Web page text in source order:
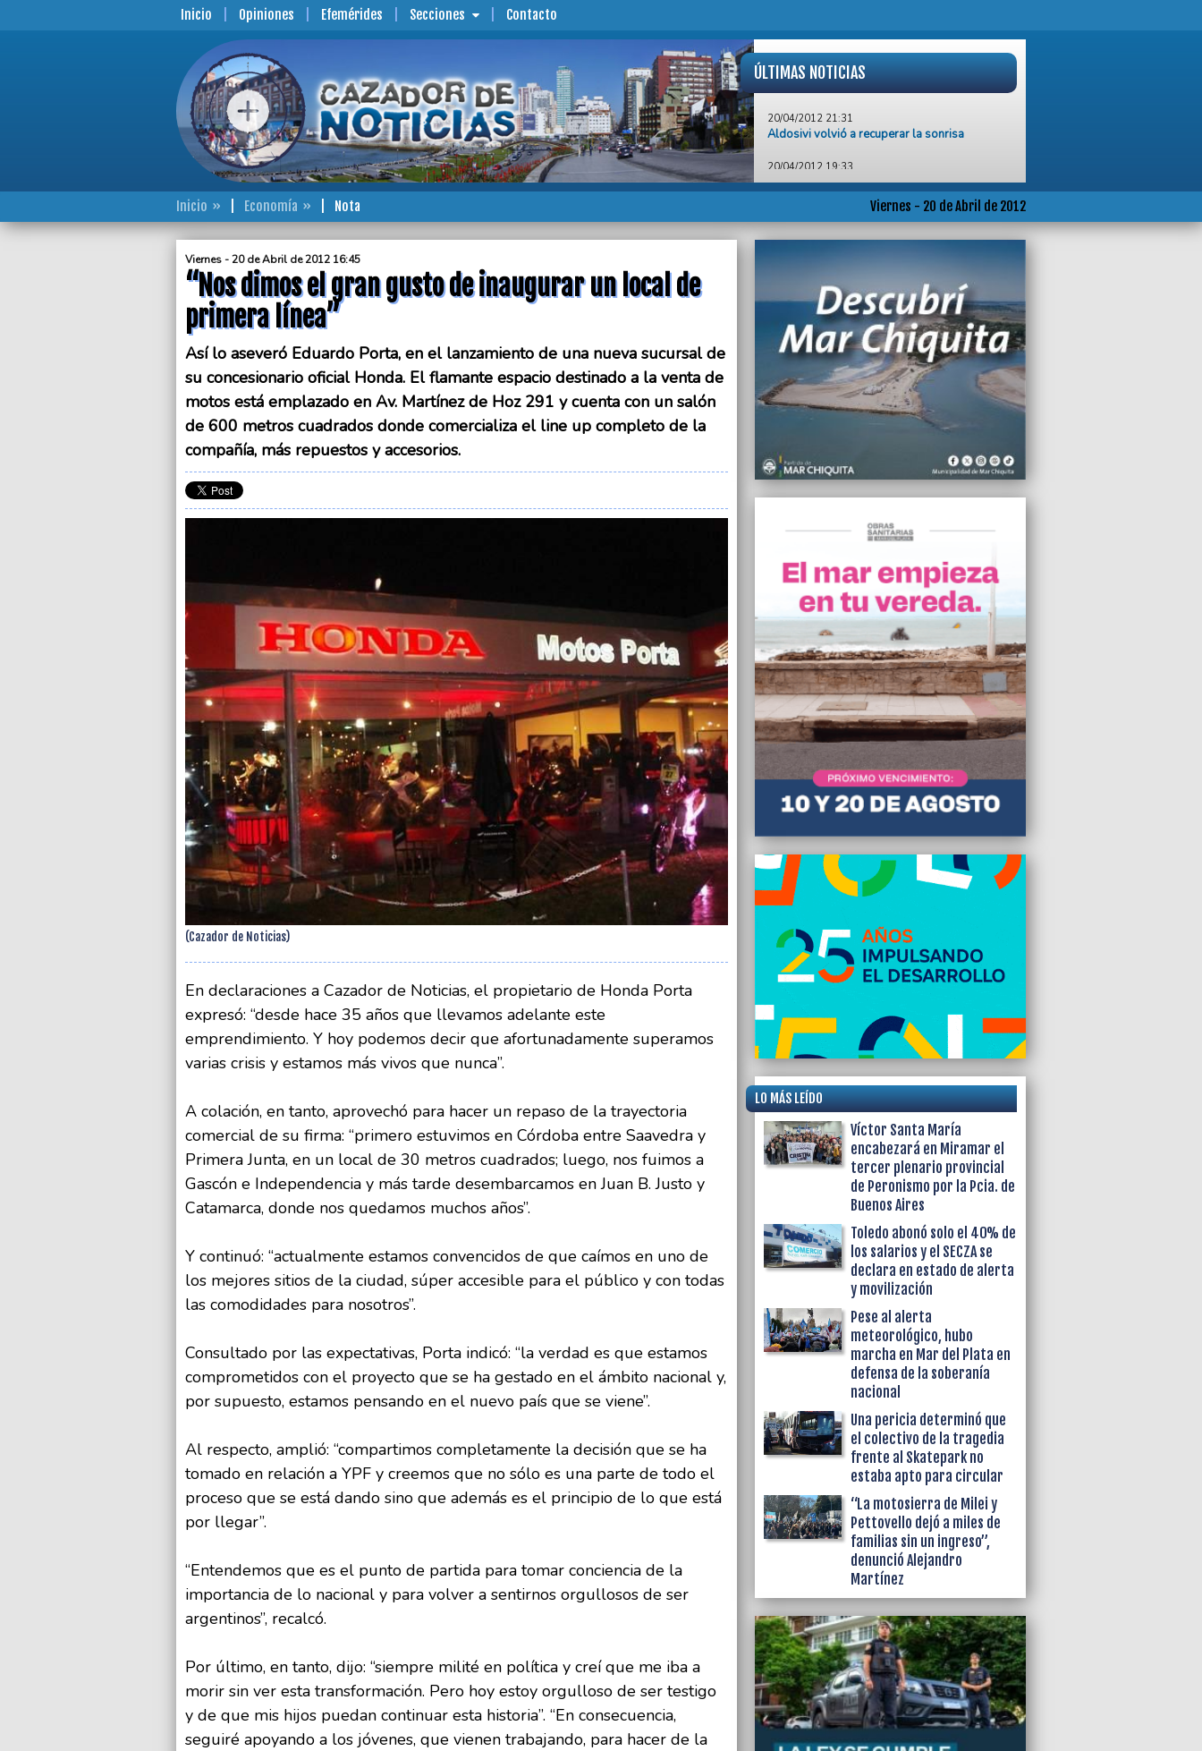
Inicio Opiniones Efemérides Secciones Contacto
ÚLTIMAS NOTICIAS
Aldosivi volvió a recuperar la sonrisa
“Necesitamos pensar la Argentina del mañana
y generar cuadros para el futuro”
“Nos dimos el gran gusto de inaugurar un
local de primera línea”
Menem: “voy a votar por estatizar YPF”
20/04/2012 01:22
Pulti: “La Ciudad Judicial dará una respuesta
edilicia muy importante para la administración
de Justicia en Mar de Plata”
19/04/2012 23:30
Forman el Sindicato de Trabajadores Privados
19/04/2012 22:05
Aprueban el proyecto de ley que prohíbe
fumar en bingos y casinos bonaerenses
19/04/2012 21:00
Centro de Ex Soldados Combatientes de
Malvinas
19/04/2012 18:45
El Congreso avaló la intervención de YPF
19/04/2012 16:33
Piumato: “Moyano no se baja”
Viernes - 20 de Abril de 2012
Inicio Economía Nota
Viernes - 20 de Abril de 2012 16:45
“Nos dimos el gran gusto de inaugurar un local de
primera línea”
Así lo aseveró Eduardo Porta, en el lanzamiento de una nueva sucursal de
su concesionario oficial Honda. El flamante espacio destinado a la venta de
motos está emplazado en Av. Martínez de Hoz 291 y cuenta con un salón
de 600 metros cuadrados donde comercializa el line up completo de la
compañía, más repuestos y accesorios.
(Cazador de Noticias)
En declaraciones a Cazador de Noticias, el propietario de Honda Porta
expresó: “desde hace 35 años que llevamos adelante este
emprendimiento. Y hoy podemos decir que afortunadamente superamos
varias crisis y estamos más vivos que nunca”.
A colación, en tanto, aprovechó para hacer un repaso de la trayectoria
comercial de su firma: “primero estuvimos en Córdoba entre Saavedra y
Primera Junta, en un local de 30 metros cuadrados; luego, nos fuimos a
Gascón e Independencia y más tarde desembarcamos en Juan B. Justo y
Catamarca, donde nos quedamos muchos años”.
Y continuó: “actualmente estamos convencidos de que caímos en uno de
los mejores sitios de la ciudad, súper accesible para el público y con todas
las comodidades para nosotros”.
Consultado por las expectativas, Porta indicó: “la verdad es que estamos
comprometidos con el proyecto que se ha gestado en el ámbito nacional y,
por supuesto, estamos pensando en el nuevo país que se viene”.
Al respecto, amplió: “compartimos completamente la decisión que se ha
tomado en relación a YPF y creemos que no sólo es una parte de todo el
proceso que se está dando sino que además es el principio de lo que está
por llegar”.
“Entendemos que es el punto de partida para tomar conciencia de la
importancia de lo nacional y para volver a sentirnos orgullosos de ser
argentinos”, recalcó.
Por último, en tanto, dijo: “siempre milité en política y creí que me iba a
morir sin ver esta transformación. Pero hoy estoy orgulloso de ser testigo
y de que mis hijos puedan continuar esta historia”. “En consecuencia,
seguiré apoyando a los jóvenes, que vienen trabajando, para hacer de la
LO MÁS LEÍDO
Víctor Santa María
encabezará en Miramar el
tercer plenario provincial
de Peronismo por la Pcia. de
Buenos Aires
Toledo abonó solo el 40% de
los salarios y el SECZA se
declara en estado de alerta
y movilización
Pese al alerta
meteorológico, hubo
marcha en Mar del Plata en
defensa de la soberanía
nacional
Una pericia determinó que
el colectivo de la tragedia
frente al Skatepark no
estaba apto para circular
“La motosierra de Milei y
Pettovello dejó a miles de
familias sin un ingreso”,
denunció Alejandro
Martínez